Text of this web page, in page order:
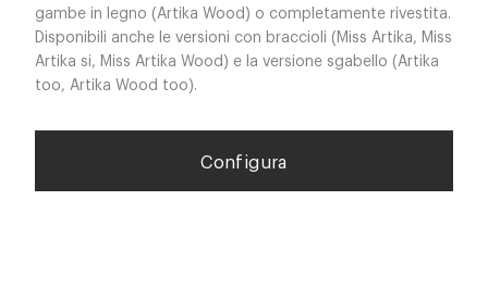
gambe in legno (Artika Wood) o completamente rivestita.
Disponibili anche le versioni con braccioli (Miss Artika, Miss
Artika si, Miss Artika Wood) e la versione sgabello (Artika
too, Artika Wood too).
Configura